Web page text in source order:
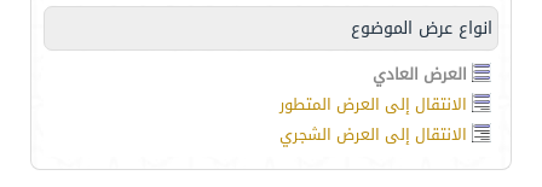
انواع عرض الموضوع
العرض العادي
الانتقال إلى العرض المتطور
الانتقال إلى العرض الشجري